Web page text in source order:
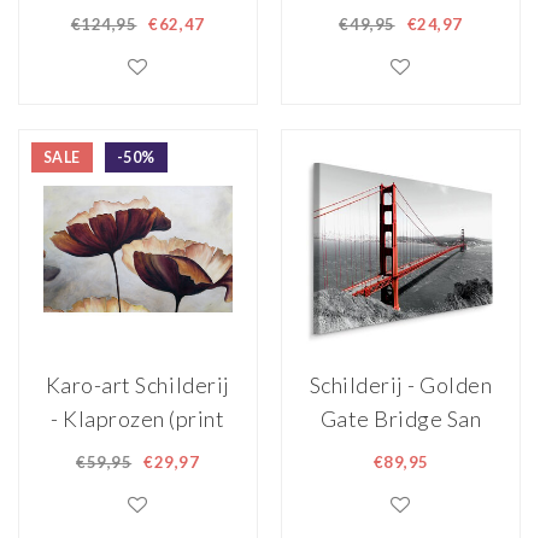
Grijs/Bruin, 5luik,
muur,, print op echt
wanddecoratie -
200x200cm
€124,95 €62,47
love - regenboog ,
€49,95 €24,97
SALE -50%
Karo-art Schilderij
- Klaprozen (print
van
Bruin beige ,
€59,95 €29,97
Schilderij - Golden
Gate Bridge San
Francisco, zwart-
geprijsd -
€89,95